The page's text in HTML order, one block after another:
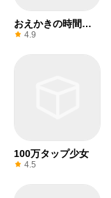
おえかきの時間で
すよ
4.9
100万タップ少女
4.5